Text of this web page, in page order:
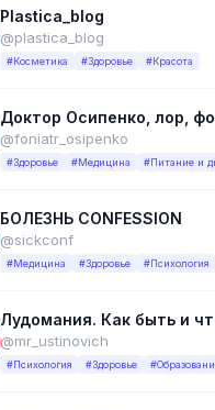
Plastiса_blog
@plastica_blog
#Косметика #Здоровье #Красота
Доктор Осипенко, лор,
@foniatr_osipenko
#Здоровье #Медицина #Питание и
БОЛЕЗНЬ CONFESSION
@sickconf
#Медицина #Здоровье #Психология
Лудомания. Как быть и
@mr_ustinovich
#Психология #Здоровье